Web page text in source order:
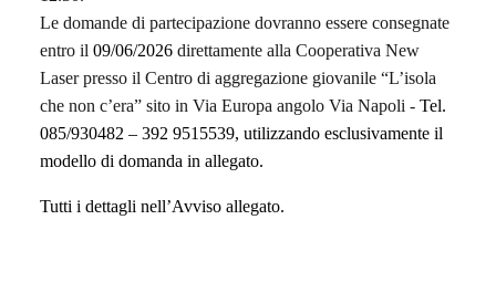
Le domande di partecipazione dovranno essere consegnate
entro il 09/06/2026 direttamente alla Cooperativa New
Laser presso il Centro di aggregazione giovanile “L’isola
che non c’era” sito in Via Europa angolo Via Napoli - Tel.
085/930482 – 392 9515539, utilizzando esclusivamente il
modello di domanda in allegato.
Tutti i dettagli nell’Avviso allegato.